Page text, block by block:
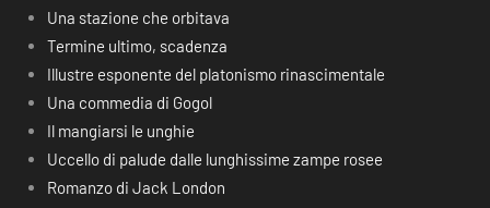
Una stazione che orbitava
Termine ultimo, scadenza
Illustre esponente del platonismo rinascimentale
Una commedia di Gogol
Il mangiarsi le unghie
Uccello di palude dalle lunghissime zampe rosee
Romanzo di Jack London